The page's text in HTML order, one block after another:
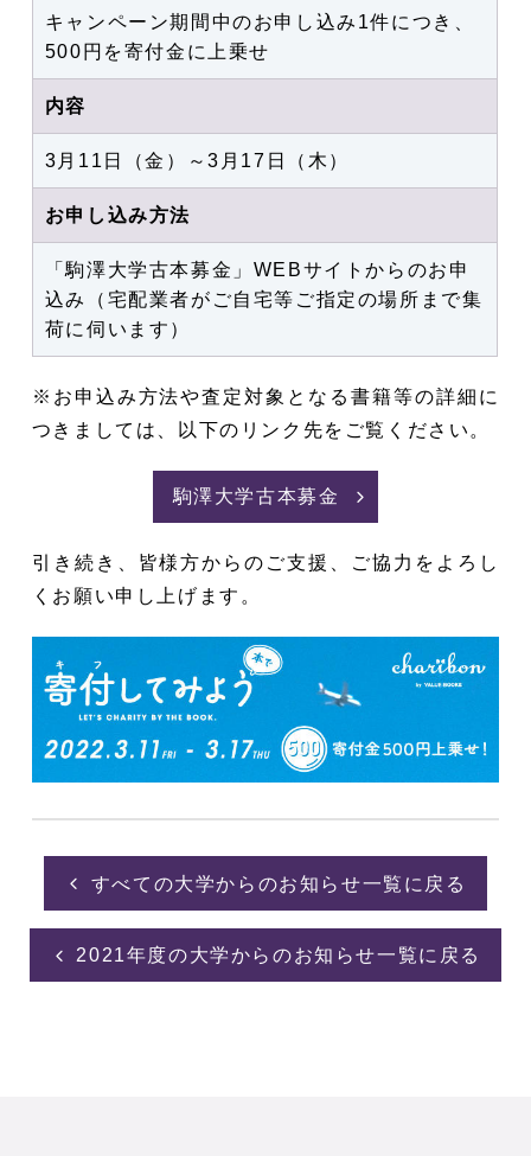
キャンペーン期間中のお申し込み1件につき、
500円を寄付金に上乗せ
内容
3月11日（金）～3月17日（木）
お申し込み方法
「駒澤大学古本募金」WEBサイトからのお申
込み（宅配業者がご自宅等ご指定の場所まで集
荷に伺います）
※お申込み方法や査定対象となる書籍等の詳細に
つきましては、以下のリンク先をご覧ください。
駒澤大学古本募金
引き続き、皆様方からのご支援、ご協力をよろし
くお願い申し上げます。
すべての大学からのお知らせ一覧に戻る
2021年度の大学からのお知らせ一覧に戻る